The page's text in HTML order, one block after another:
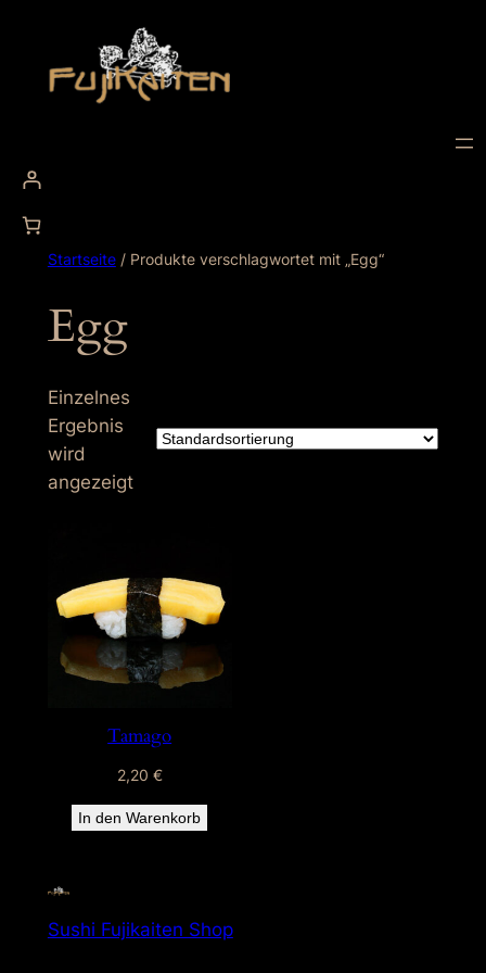
springen
Startseite/ Produkte verschlagwortet mit „Egg“
Egg
Einzelnes
Ergebnis
wird
angezeigt
Tamago
2,20 €
In den Warenkorb
Sushi Fujikaiten Shop